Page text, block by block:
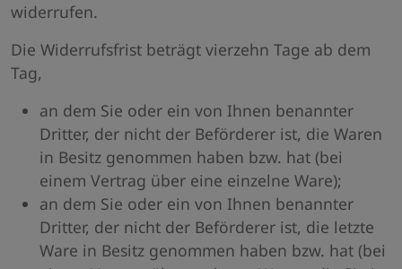
widerrufen.
Die Widerrufsfrist beträgt vierzehn Tage ab dem
Tag,
an dem Sie oder ein von Ihnen benannter
Dritter, der nicht der Beförderer ist, die Waren
in Besitz genommen haben bzw. hat (bei
einem Vertrag über eine einzelne Ware);
an dem Sie oder ein von Ihnen benannter
Dritter, der nicht der Beförderer ist, die letzte
Ware in Besitz genommen haben bzw. hat (bei